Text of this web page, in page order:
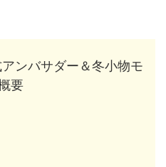
ンバサダー＆冬小物モ
要